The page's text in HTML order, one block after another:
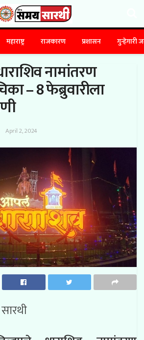
महाराष्ट्र राजकारण प्रशासन गुन्हेगारी
नामांतरण
– 8 फेब्रुवारीला
April 2, 2024